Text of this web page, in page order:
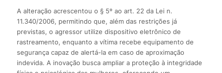
A alteração acrescentou o § 5º ao art. 22 da Lei n.
11.340/2006, permitindo que, além das restrições já
previstas, o agressor utilize dispositivo eletrônico de
rastreamento, enquanto a vítima recebe equipamento de
segu­rança capaz de alertá-la em caso de aproximação
indevida. A inovação busca ampliar a proteção à integridade